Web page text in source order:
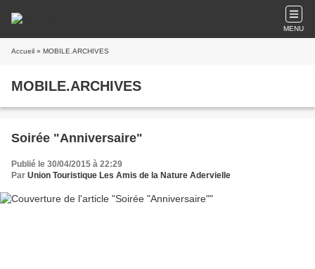
MENU
Accueil » MOBILE.ARCHIVES
MOBILE.ARCHIVES
Soirée "Anniversaire"
Publié le 30/04/2015 à 22:29
Par Union Touristique Les Amis de la Nature Adervielle